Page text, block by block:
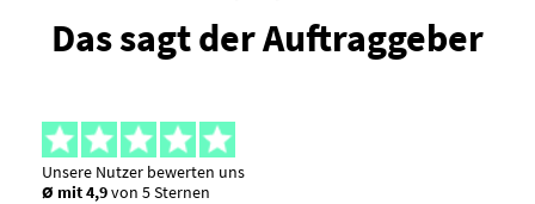
Das sagt der Auftraggeber
Unsere Nutzer bewerten uns
Ø mit 4,9von 5 Sternen